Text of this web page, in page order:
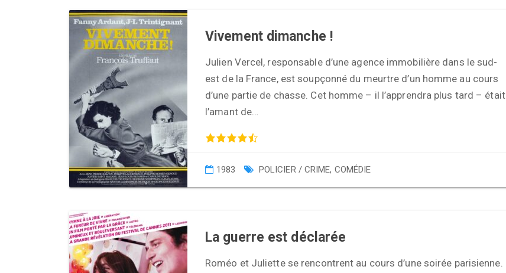
Vivement dimanche !
Julien Vercel, responsable d’une agence immobilière dans le sud-
est de la France, est soupçonné du meurtre d’un homme au cours
d’une partie de chasse. Cet homme – il l’apprendra plus tard – était
l’amant de…
1983 POLICIER / CRIME, COMÉDIE
La guerre est déclarée
Roméo et Juliette se rencontrent au cours d’une soirée parisienne.